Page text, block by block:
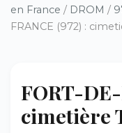
en France / DROM /
FRANCE (972) :
FORT-
cimetière